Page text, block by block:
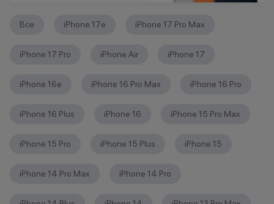
Все iPhone 17e iPhone 17 Pro Max
iPhone 17 Pro iPhone Air iPhone 17
iPhone 16е iPhone 16 Pro Max iPhone 16 Pro
iPhone 16 Plus iPhone 16 iPhone 15 Pro Max
iPhone 15 Pro iPhone 15 Plus iPhone 15
iPhone 14 Pro Max iPhone 14 Pro